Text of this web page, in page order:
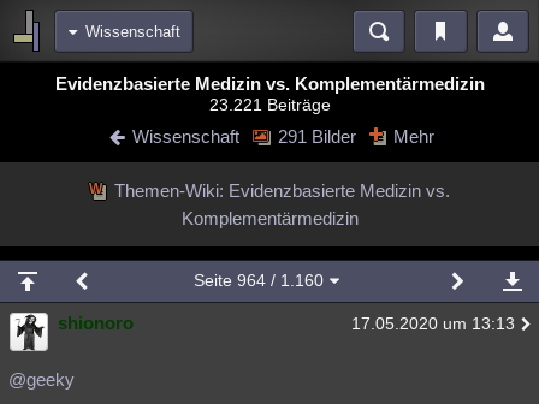
Wissenschaft
Bereiche
Diskussionen Blogs Videos
meine Rubriken
Wissenschaft Politik Mystery
Spiritualität Verschwörungen Technologie Ufologie
Natur Umfragen
Evidenzbasierte Medizin vs. Komplementärmedizin
23.221 Beiträge
Wissenschaft 291 Bilder Mehr
Themen-Wiki: Evidenzbasierte Medizin vs.
Komplementärmedizin
Seite 964/ 1.160
shionoro 17.05.2020 um 13:13
@geeky